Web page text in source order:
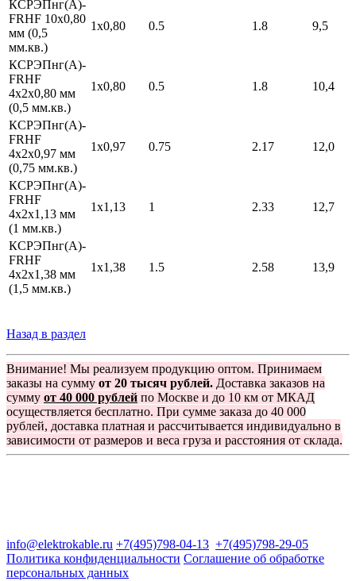
КСРЭПнг(А)-
FRHF 10х0,80
мм (0,5
мм.кв.)
1х0,80 0.5 1.8 9,5
КСРЭПнг(А)-
FRHF
4х2х0,80 мм
(0,5 мм.кв.)
1х0,80 0.5 1.8 10,4
КСРЭПнг(А)-
FRHF
4х2х0,97 мм
(0,75 мм.кв.)
1х0,97 0.75 2.17 12,0
КСРЭПнг(А)-
FRHF
4х2х1,13 мм
(1 мм.кв.)
1х1,13 1 2.33 12,7
КСРЭПнг(А)-
FRHF
4х2х1,38 мм
(1,5 мм.кв.)
1х1,38 1.5 2.58 13,9
Назад в раздел
Внимание! Мы реализуем продукцию оптом. Принимаем
заказы на сумму от 20 тысяч рублей. Доставка заказов на
сумму от 40 000 рублей по Москве и до 10 км от МКАД
осуществляется бесплатно. При сумме заказа до 40 000
рублей, доставка платная и рассчитывается индивидуально в
зависимости от размеров и веса груза и расстояния от склада.
info@elektrokable.ru +7(495)798-04-13 +7(495)798-29-05
Политика конфиденциальности Соглашение об обработке
персональных данных